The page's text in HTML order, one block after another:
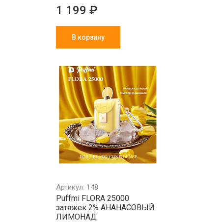
1 199 ₽
В корзину
Артикул: 148
Puffmi FLORA 25000
затяжек 2% АНАНАСОВЫЙ
ЛИМОНАД